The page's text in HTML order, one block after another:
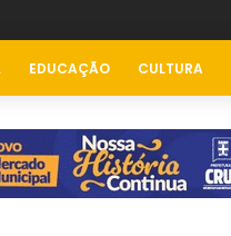
EDUCAÇÃO CULTURA